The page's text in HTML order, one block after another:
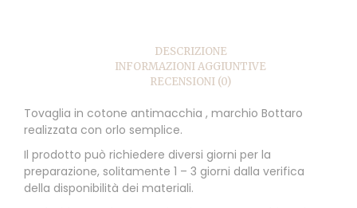
DESCRIZIONE
INFORMAZIONI AGGIUNTIVE
RECENSIONI (0)
Tovaglia in cotone antimacchia , marchio Bottaro
realizzata con orlo semplice.
Il prodotto può richiedere diversi giorni per la
preparazione, solitamente 1 – 3 giorni dalla verifica
della disponibilità dei materiali.